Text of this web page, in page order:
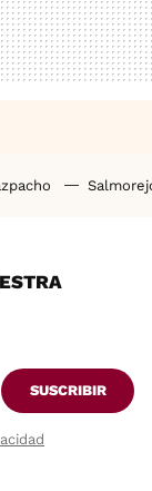
SUSCRIBIR